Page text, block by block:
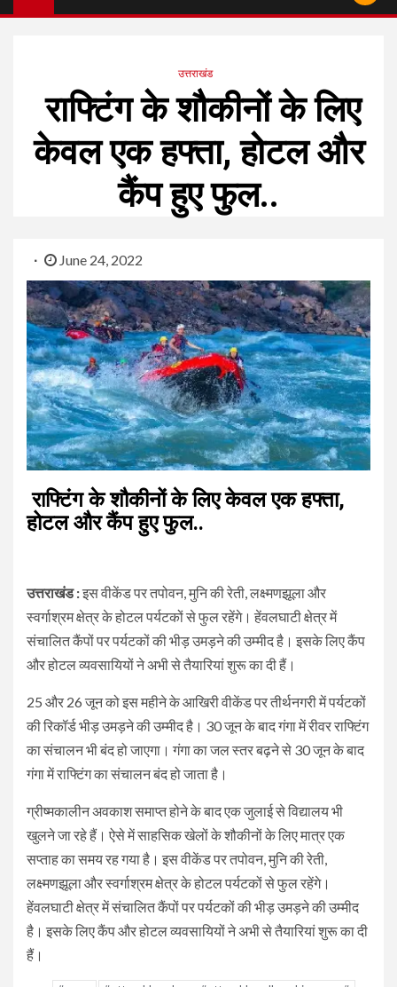
उत्तराखंड
राफ्टिंग के शौकीनों के लिए
केवल एक हफ्ता, होटल और
कैंप हुए फुल..
June 24, 2022
राफ्टिंग के शौकीनों के लिए केवल एक हफ्ता,
होटल और कैंप हुए फुल..
उत्तराखंड :इस वीकेंड पर तपोवन, मुनि की रेती, लक्ष्मणझूला और
स्वर्गाश्रम क्षेत्र के होटल पर्यटकों से फुल रहेंगे। हेंवलघाटी क्षेत्र में
संचालित कैंपों पर पर्यटकों की भीड़ उमड़ने की उम्मीद है। इसके लिए कैंप
और होटल व्यवसायियों ने अभी से तैयारियां शुरू का दी हैं।
25 और 26 जून को इस महीने के आखिरी वीकेंड पर तीर्थनगरी में पर्यटकों
की रिकॉर्ड भीड़ उमड़ने की उम्मीद है। 30 जून के बाद गंगा में रीवर राफ्टिंग
का संचालन भी बंद हो जाएगा। गंगा का जल स्तर बढ़ने से 30 जून के बाद
गंगा में राफ्टिंग का संचालन बंद हो जाता है।
ग्रीष्मकालीन अवकाश समाप्त होने के बाद एक जुलाई से विद्यालय भी
खुलने जा रहे हैं। ऐसे में साहसिक खेलों के शौकीनों के लिए मात्र एक
सप्ताह का समय रह गया है। इस वीकेंड पर तपोवन, मुनि की रेती,
लक्ष्मणझूला और स्वर्गाश्रम क्षेत्र के होटल पर्यटकों से फुल रहेंगे।
हेंवलघाटी क्षेत्र में संचालित कैंपों पर पर्यटकों की भीड़ उमड़ने की उम्मीद
है। इसके लिए कैंप और होटल व्यवसायियों ने अभी से तैयारियां शुरू का दी
हैं।